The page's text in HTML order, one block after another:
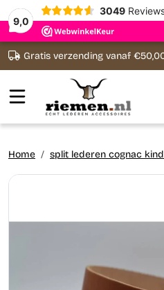
9,0
3049
Ga naar content
Gratis verzending vanaf
Home split lederen cognac